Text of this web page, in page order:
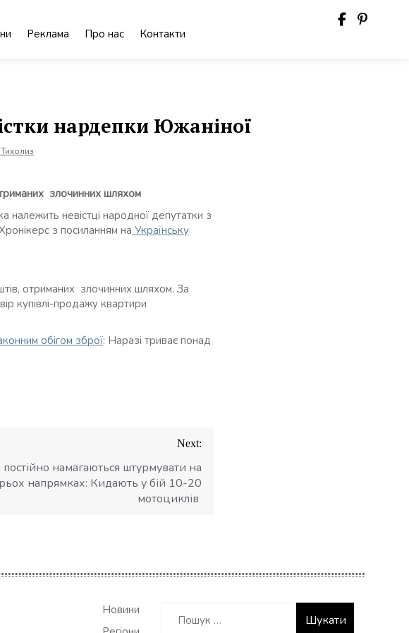
Реклама Про нас Контакти
нардепки Южаніної
злочинних шляхом
невістці народної депутатки з
з посиланням на Українську
отриманих злочинних шляхом. За
купівлі-продажу квартири
обігом зброї: Наразі триває понад
Next:
постійно намагаються штурмувати на
напрямках: Кидають у бій 10-20
мотоциклів
Новини